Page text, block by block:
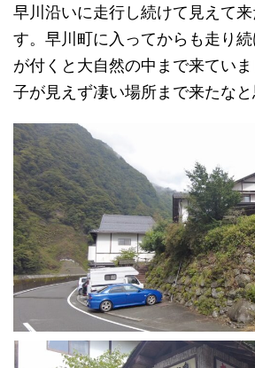
早川沿いに走行し続けて見えて
す。早川町に入ってからも走り
が付くと大自然の中まで来てい
子が見えず凄い場所まで来たなと